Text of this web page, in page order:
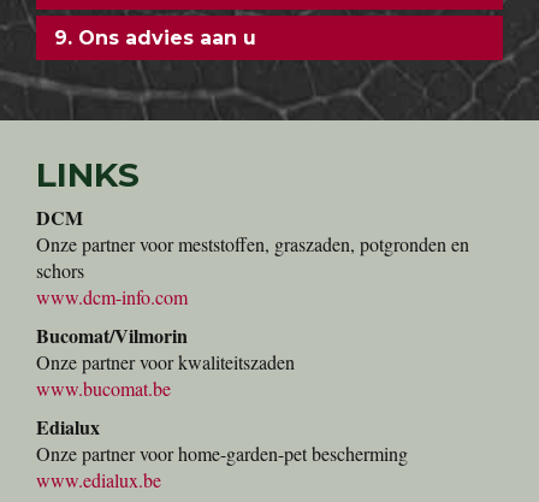
9. Ons advies aan u
LINKS
DCM
Onze partner voor meststoffen, graszaden, potgronden en
schors
www.dcm-info.com
Bucomat/Vilmorin
Onze partner voor kwaliteitszaden
www.bucomat.be
Edialux
Onze partner voor home-garden-pet bescherming
www.edialux.be